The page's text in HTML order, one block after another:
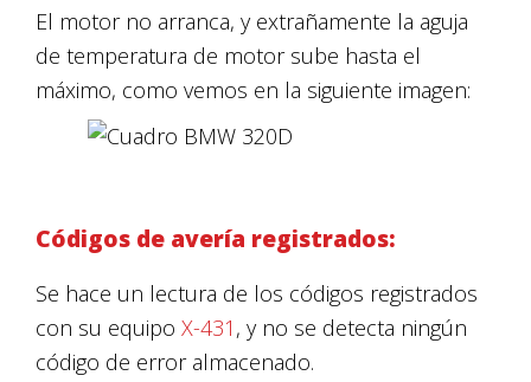
El motor no arranca, y extrañamente la aguja
de temperatura de motor sube hasta el
máximo, como vemos en la siguiente imagen:
Códigos de avería registrados:
Se hace un lectura de los códigos registrados
con su equipo X-431 , y no se detecta ningún
código de error almacenado.